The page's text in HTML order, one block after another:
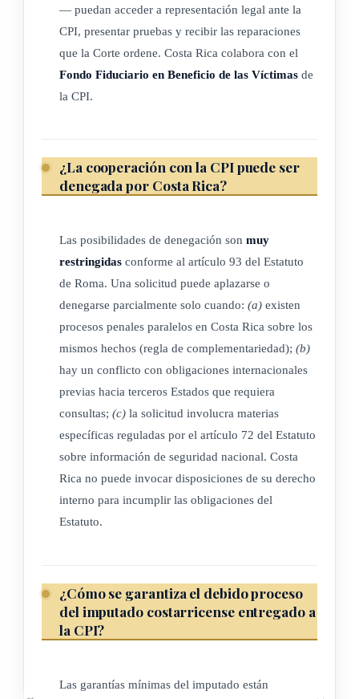
ARTÍCULO 8
Solicitudes de la Corte Penal Internacional
enjuiciamiento o sentencia de la Corte Penal Internacional,
para buscar asistencia conforme a lo establecido en el artículo
ARTÍCULO 9
Órganos competentes
La Corte Penal Internacional deberá comunicar sus
solicitudes de cooperación y asistencia judicial a la Corte
Suprema de Justicia a través de su secretario y al Ministerio
de Relaciones Exteriores yCulto, los cuales son reconocidos
como órganos centrales de la cooperación con la Corte Penal
Internacional.
La Corte Suprema de Justicia, a través de su secretario, se
encargará de recibir, diligenciar, ejecutar y/o promover ante el
la Corte Penal Internacional, sin perjuicio de las
responsabilidades de otros órganos del Estado, incluyendo la
jurisdicción penal ordinaria.
Exteriores y Culto, fungirá como órgano de enlace
— puedan acceder a representación legal ante la
CPI, presentar pruebas y recibir las reparaciones
que la Corte ordene. Costa Rica colabora con el
Fondo Fiduciario en Beneficio de las Víctimas de
la CPI.
¿La cooperación con la CPI puede ser
denegada por Costa Rica?
Las posibilidades de denegación son muy
restringidas conforme al artículo 93 del Estatuto
de Roma. Una solicitud puede aplazarse o
denegarse parcialmente solo cuando: (a) existen
procesos penales paralelos en Costa Rica sobre los
mismos hechos (regla de complementariedad); (b)
hay un conflicto con obligaciones internacionales
previas hacia terceros Estados que requiera
consultas; (c) la solicitud involucra materias
específicas reguladas por el artículo 72 del Estatuto
sobre información de seguridad nacional. Costa
Rica no puede invocar disposiciones de su derecho
interno para incumplir las obligaciones del
Estatuto.
¿Cómo se garantiza el debido proceso
del imputado costarricense entregado a
la CPI?
Las garantías mínimas del imputado están